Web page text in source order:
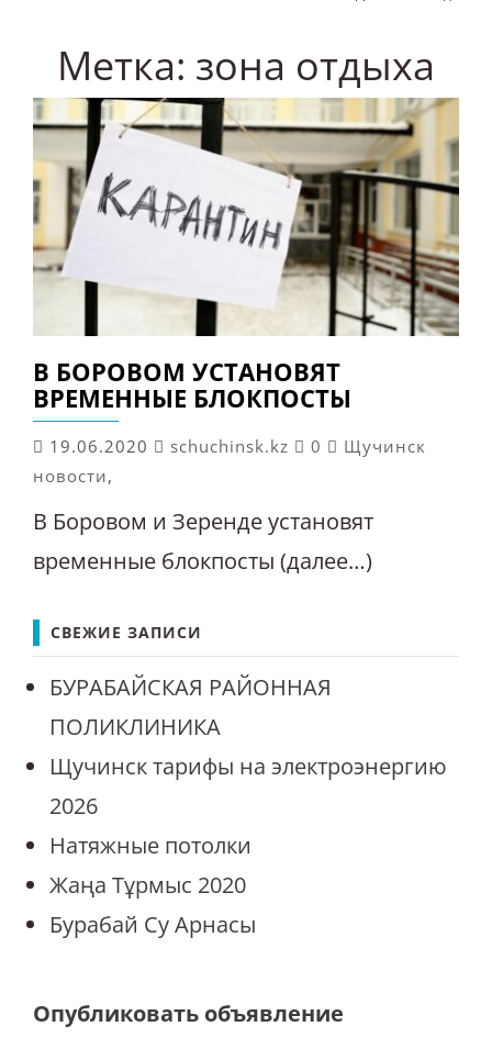
Метка: зона отдыха
В БОРОВОМ УСТАНОВЯТ
ВРЕМЕННЫЕ БЛОКПОСТЫ
19.06.2020 schuchinsk.kz 0
Щучинск
новости,
В Боровом и Зеренде установят
временные блокпосты (далее…)
СВЕЖИЕ ЗАПИСИ
БУРАБАЙСКАЯ РАЙОННАЯ
ПОЛИКЛИНИКА
Щучинск тарифы на электроэнергию
2026
Натяжные потолки
Жаңа Тұрмыс 2020
Бурабай Су Арнасы
Опубликовать объявление